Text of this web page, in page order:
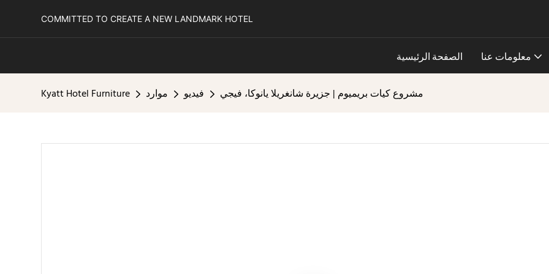
COMMITTED TO CREATE A NEW LANDMARK HOTEL
الصفحة الرئيسية معلومات عنا
Kyatt Hotel Furniture موارد فيديو مشروع كيات بريميوم | جزيرة شانغريلا يانوكا، فيجي